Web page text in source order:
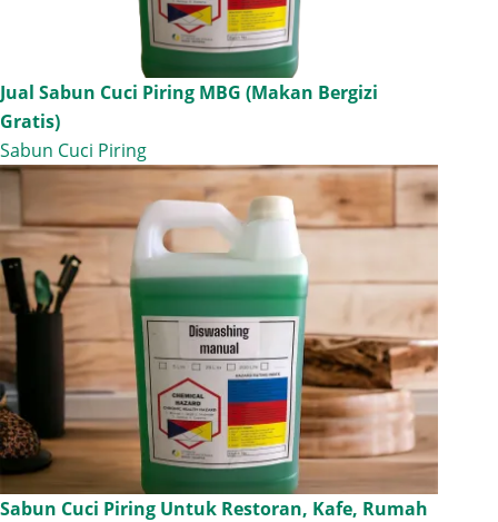
Jual Sabun Cuci Piring MBG (Makan Bergizi
Gratis)
Sabun Cuci Piring
Sabun Cuci Piring Untuk Restoran, Kafe, Rumah